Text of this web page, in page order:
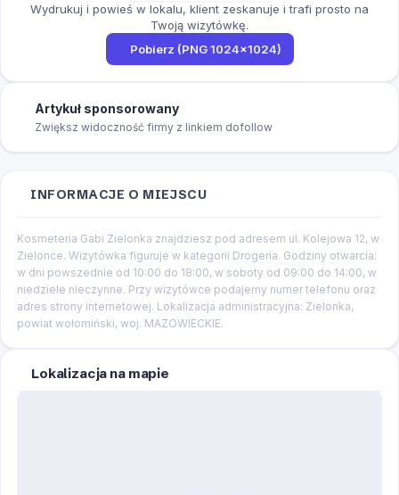
Wydrukuj i powieś w lokalu, klient zeskanuje i trafi prosto na
Twoją wizytówkę.
Pobierz (PNG 1024×1024)
Artykuł sponsorowany
Zwiększ widoczność firmy z linkiem dofollow
INFORMACJE O MIEJSCU
Kosmeteria Gabi Zielonka znajdziesz pod adresem ul. Kolejowa 12, w
Zielonce. Wizytówka figuruje w kategorii Drogeria. Godziny otwarcia:
w dni powszednie od 10:00 do 18:00, w soboty od 09:00 do 14:00, w
niedziele nieczynne. Przy wizytówce podajemy numer telefonu oraz
adres strony internetowej. Lokalizacja administracyjna: Zielonka,
powiat wołomiński, woj. MAZOWIECKIE.
Lokalizacja na mapie